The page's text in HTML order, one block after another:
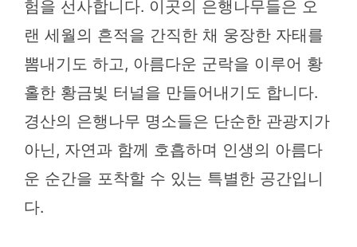
험을 선사합니다. 이곳의 은행나무들은 오
랜 세월의 흔적을 간직한 채 웅장한 자태를
뽐내기도 하고, 아름다운 군락을 이루어 황
홀한 황금빛 터널을 만들어내기도 합니다.
경산의 은행나무 명소들은 단순한 관광지가
아닌, 자연과 함께 호흡하며 인생의 아름다
운 순간을 포착할 수 있는 특별한 공간입니
다.